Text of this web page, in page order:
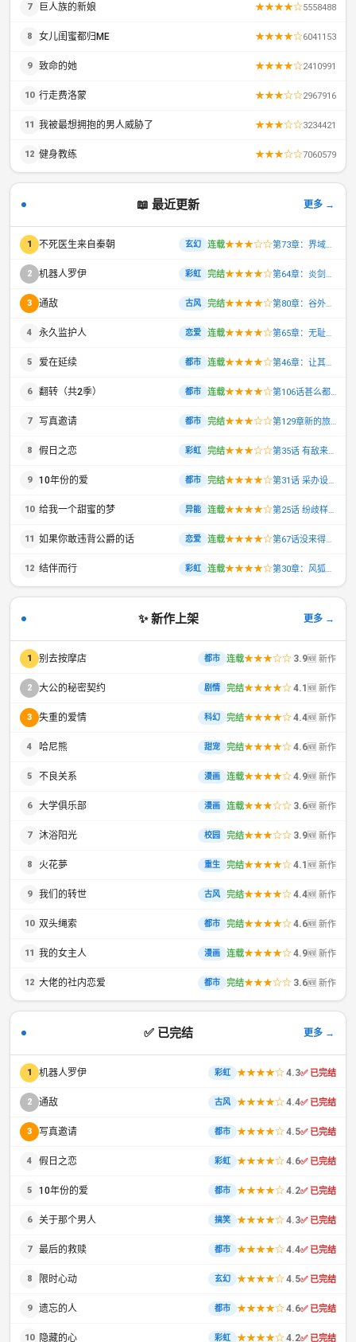
7 巨人族的新娘 ★★★★☆5558488
8 女儿闺蜜都归ME ★★★★☆6041153
9 致命的她 ★★★★☆2410991
10 行走费洛蒙 ★★★☆☆2967916
11 我被最想拥抱的男人威胁了 ★★★☆☆3234421
12 健身教练 ★★★☆☆7060579
📖 最近更新 更多 →
1 不死医生来自秦朝 玄幻 连载★★★☆☆
2 机器人罗伊 彩虹 完结★★★★☆
3 通敌 古风 完结★★★★☆
4 永久监护人 恋爱 连载★★★★☆
5 爱在延续 都市 连载★★★★☆
6 翻转（共2季） 都市 连载★★★★☆
7 写真邀请 都市 完结★★★☆☆
8 假日之恋 彩虹 完结★★★☆☆
9 10年份的爱 都市 完结★★★★☆
10 给我一个甜蜜的梦 异能 连载★★★★☆
11 如果你敢违背公爵的话 恋爱 连载★★★★☆
12 结伴而行 彩虹 连载★★★★☆
✨ 新作上架 更多 →
1 别去按摩店 都市 连载★★★☆☆ 3.9🆕 新作
2 大公的秘密契约 剧情 完结★★★★☆4.1 🆕 新作
3 失重的爱情 科幻 完结★★★★☆4.4🆕 新作
4 哈尼熊 甜宠 完结★★★★☆4.6🆕 新作
5 不良关系 漫画 连载★★★★☆4.9🆕 新作
6 大学俱乐部 漫画 连载★★★☆☆ 3.6🆕 新作
7 沐浴阳光 校园 完结★★★☆☆ 3.9🆕 新作
8 火花夢 重生 完结★★★★☆4.1 🆕 新作
9 我们的转世 古风 完结★★★★☆4.4🆕 新作
10 双头绳索 都市 完结★★★★☆4.6🆕 新作
11 我的女主人 漫画 连载★★★★☆4.9🆕 新作
12 大佬的社内恋爱 都市 完结★★★☆☆ 3.6🆕 新作
✅ 已完结 更多 →
1 机器人罗伊 彩虹 ★★★★☆4.3✅ 已完结
2 通敌 古风 ★★★★☆4.4✅ 已完结
3 写真邀请 都市 ★★★★☆4.5✅ 已完结
4 假日之恋 彩虹 ★★★★☆4.6✅ 已完结
5 10年份的爱 都市 ★★★★☆4.2✅ 已完结
6 关于那个男人 搞笑 ★★★★☆4.3✅ 已完结
7 最后的救赎 都市 ★★★★☆4.4✅ 已完结
8 限时心动 玄幻 ★★★★☆4.5✅ 已完结
9 遗忘的人 都市 ★★★★☆4.6✅ 已完结
10 隐藏的心 彩虹 ★★★★☆4.2✅ 已完结